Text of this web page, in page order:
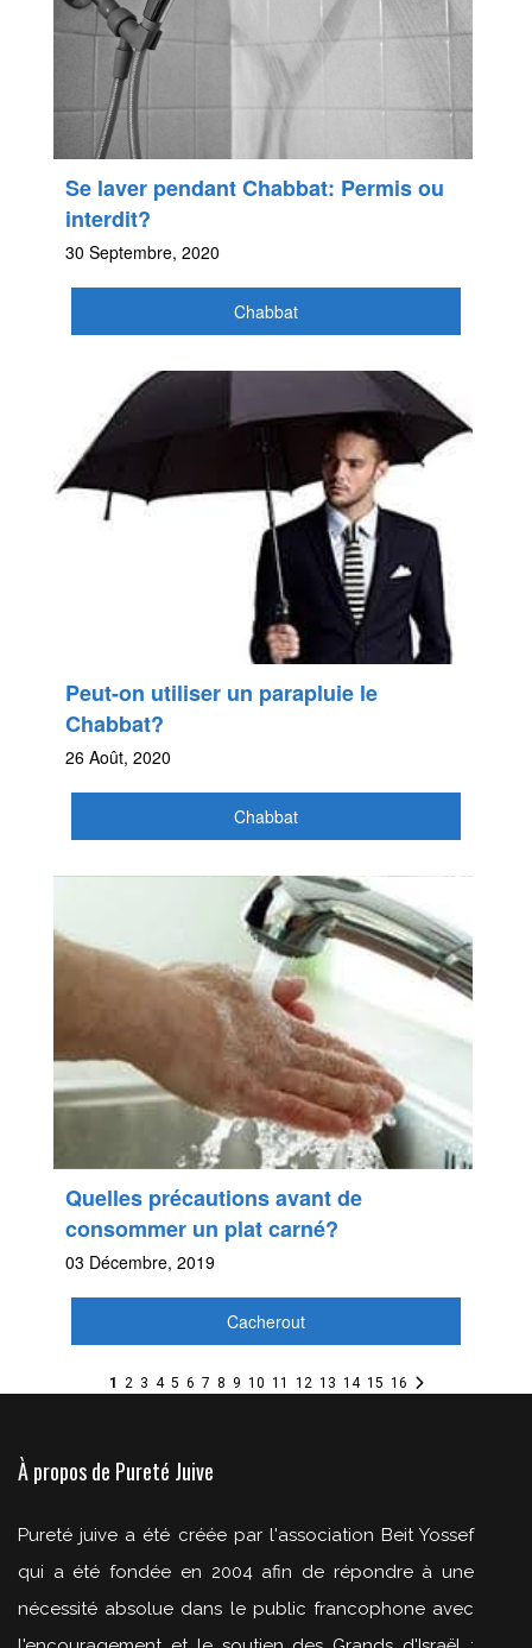
Se laver pendant Chabbat: Permis ou
interdit?
30 Septembre, 2020
Chabbat
Peut-on utiliser un parapluie le
Chabbat?
26 Août, 2020
Chabbat
Quelles précautions avant de
consommer un plat carné?
03 Décembre, 2019
Cacherout
1 2 3 4 5 6 7 8 9 10 11 12 13 14 15 16
À propos de Pureté Juive
Pureté juive a été créée par l'association Beit Yossef
qui a été fondée en 2004 afin de répondre à une
nécessité absolue dans le public francophone avec